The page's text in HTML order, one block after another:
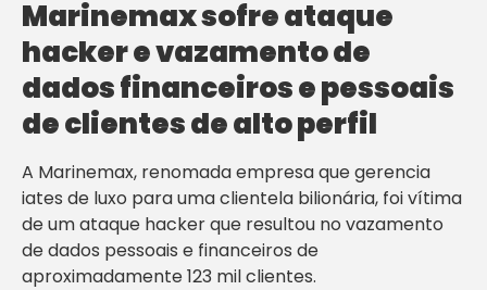
Marinemax sofre ataque
hacker e vazamento de
dados financeiros e pessoais
de clientes de alto perfil
A Marinemax, renomada empresa que gerencia
iates de luxo para uma clientela bilionária, foi vítima
de um ataque hacker que resultou no vazamento
de dados pessoais e financeiros de
aproximadamente 123 mil clientes.